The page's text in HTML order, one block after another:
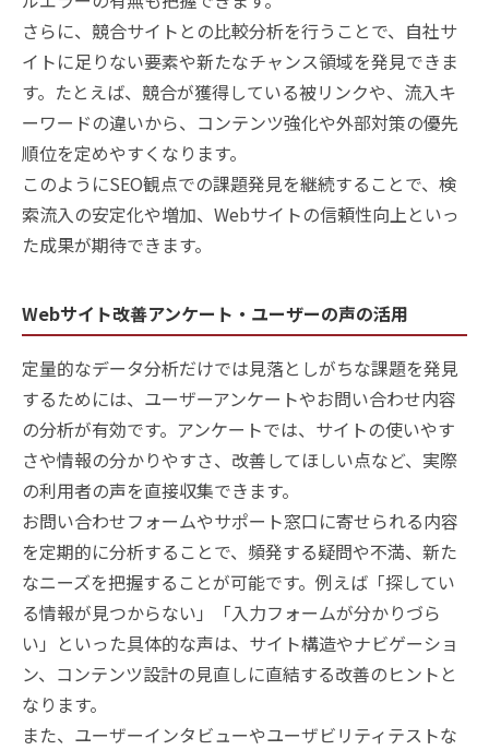
さらに、競合サイトとの比較分析を行うことで、自社サ
イトに足りない要素や新たなチャンス領域を発見できま
す。たとえば、競合が獲得している被リンクや、流入キ
ーワードの違いから、コンテンツ強化や外部対策の優先
順位を定めやすくなります。
このようにSEO観点での課題発見を継続することで、検
索流入の安定化や増加、Webサイトの信頼性向上といっ
た成果が期待できます。
Webサイト改善アンケート・ユーザーの声の活用
定量的なデータ分析だけでは見落としがちな課題を発見
するためには、ユーザーアンケートやお問い合わせ内容
の分析が有効です。アンケートでは、サイトの使いやす
さや情報の分かりやすさ、改善してほしい点など、実際
の利用者の声を直接収集できます。
お問い合わせフォームやサポート窓口に寄せられる内容
を定期的に分析することで、頻発する疑問や不満、新た
なニーズを把握することが可能です。例えば「探してい
る情報が見つからない」「入力フォームが分かりづら
い」といった具体的な声は、サイト構造やナビゲーショ
ン、コンテンツ設計の見直しに直結する改善のヒントと
なります。
また、ユーザーインタビューやユーザビリティテストな